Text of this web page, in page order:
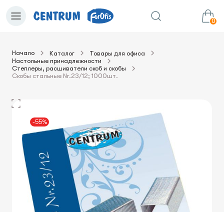
0
в корзину
Начало Каталог
Товары для офиса
Настольные принадлежности
Степлеры, расшиватели скоб и скобы
Скобы стальные Nr.23/12; 1000шт.
-55%